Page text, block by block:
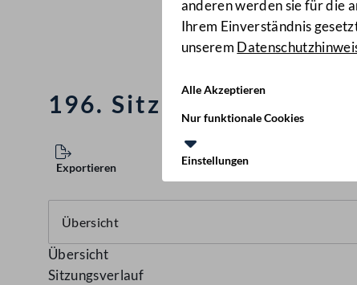
anderen werden sie für die
Ihrem Einverständnis
unserem
Alle Akzeptieren
Nur funktionale Cookies
Einstellungen
196. Sitzung des
Exportieren
Übersicht
Sitzungsverlauf